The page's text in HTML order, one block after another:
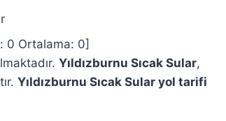
0 Ortalama: 0]
Yıldızburnu Sıcak Sular,
Yıldızburnu Sıcak Sular yol tarifi